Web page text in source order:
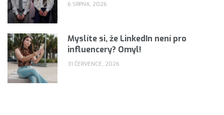
6 SRPNA, 2026
Myslíte si, že LinkedIn není pro
influencery? Omyl!
31 ČERVENCE, 2026